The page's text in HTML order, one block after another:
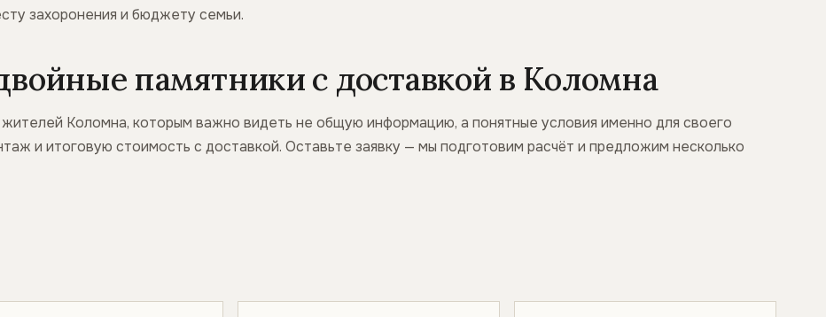
захоронения и бюджету семьи.
памятники с доставкой в Коломна
Коломна, которым важно видеть не общую информацию, а понятные условия именно для своего
и итоговую стоимость с доставкой. Оставьте заявку — мы подготовим расчёт и предложим несколько